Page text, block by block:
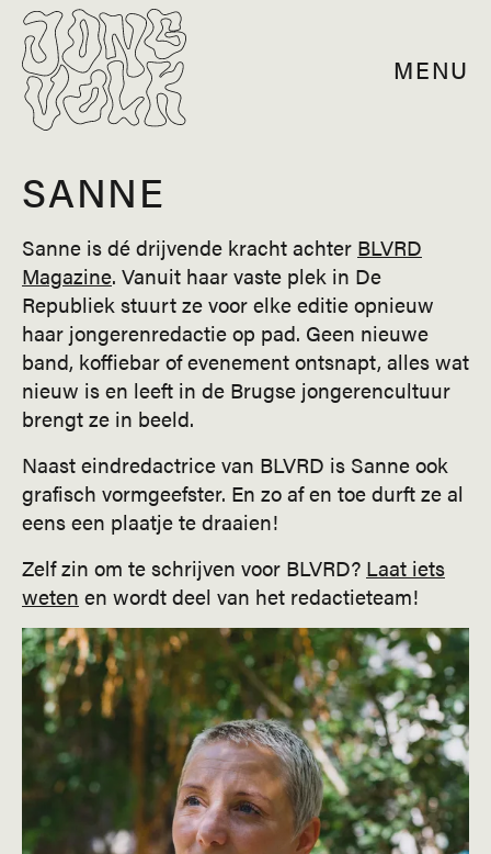
MENU
SANNE
Sanne is dé drijvende kracht achter BLVRD
Magazine. Vanuit haar vaste plek in De
Republiek stuurt ze voor elke editie opnieuw
haar jongerenredactie op pad. Geen nieuwe
band, koffiebar of evenement ontsnapt, alles wat
nieuw is en leeft in de Brugse jongerencultuur
brengt ze in beeld.
Naast eindredactrice van BLVRD is Sanne ook
grafisch vormgeefster. En zo af en toe durft ze al
eens een plaatje te draaien!
Zelf zin om te schrijven voor BLVRD? Laat iets
weten en wordt deel van het redactieteam!